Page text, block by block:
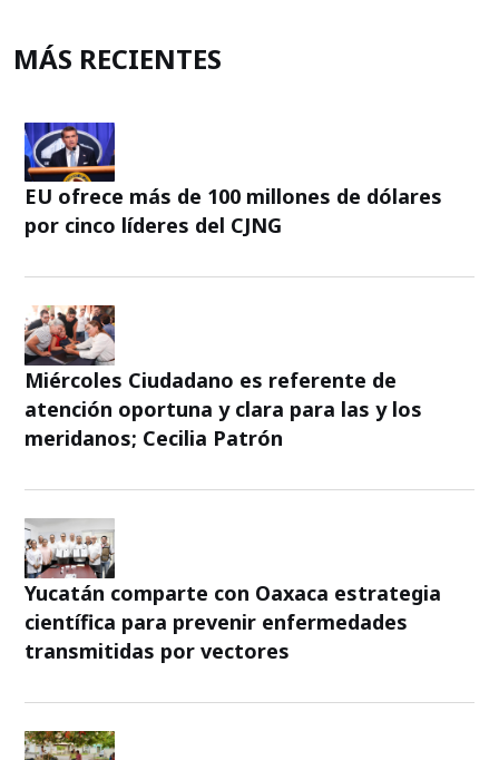
MÁS RECIENTES
EU ofrece más de 100 millones de dólares
por cinco líderes del CJNG
Miércoles Ciudadano es referente de
atención oportuna y clara para las y los
meridanos; Cecilia Patrón
Yucatán comparte con Oaxaca estrategia
científica para prevenir enfermedades
transmitidas por vectores